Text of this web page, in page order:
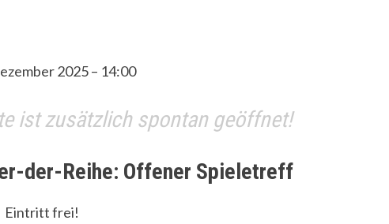
2025 – 14:00
ist zusätzlich spontan geöffnet!
der-Reihe: Offener Spieletreff
Eintritt frei!